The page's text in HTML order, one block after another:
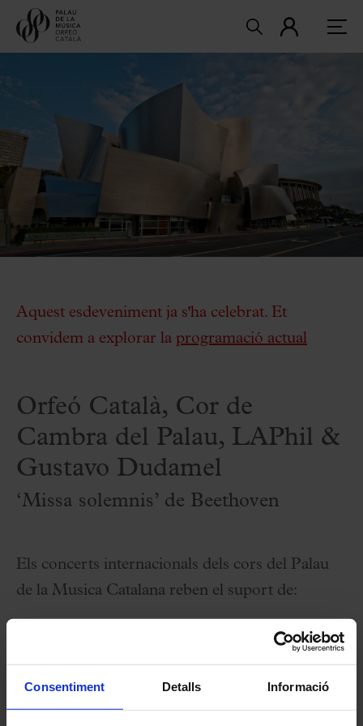
Consentiment Detalls Informació
Aquest esdeveniment ja s'ha celebrat. Et
convidem a explorar la programació actual
Orfeó Català, Cor de
Cambra del Palau, LAPhil &
Gustavo Dudamel
‘Missa solemnis’ de Beethoven
Els concerts internacionals dels cors del Palau
de la Musica Catalana reben el suport de: